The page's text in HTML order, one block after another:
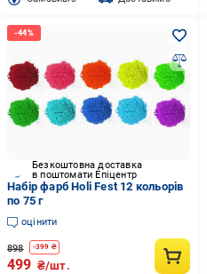
Безкоштовна доставка
в поштомати Епіцентр
Набір фарб Holi Fest 12 кольорів
по 75 г
оцінити
898 -399 ₴
499 ₴/шт.